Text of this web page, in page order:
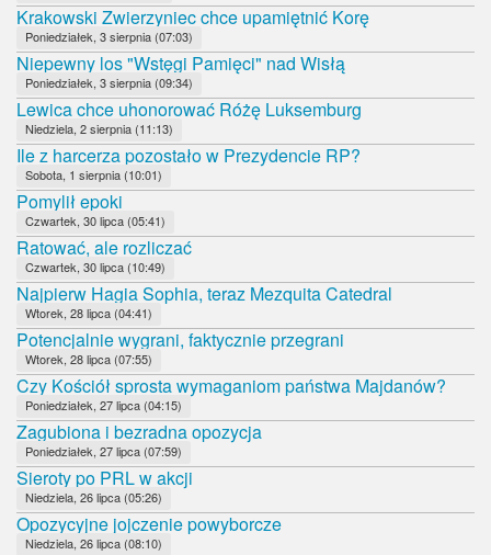
Krakowski Zwierzyniec chce upamiętnić Korę
Poniedziałek, 3 sierpnia (07:03)
Niepewny los "Wstęgi Pamięci" nad Wisłą
Poniedziałek, 3 sierpnia (09:34)
Lewica chce uhonorować Różę Luksemburg
Niedziela, 2 sierpnia (11:13)
Ile z harcerza pozostało w Prezydencie RP?
Sobota, 1 sierpnia (10:01)
Pomylił epoki
Czwartek, 30 lipca (05:41)
Ratować, ale rozliczać
Czwartek, 30 lipca (10:49)
Najpierw Hagia Sophia, teraz Mezquita Catedral
Wtorek, 28 lipca (04:41)
Potencjalnie wygrani, faktycznie przegrani
Wtorek, 28 lipca (07:55)
Czy Kościół sprosta wymaganiom państwa Majdanów?
Poniedziałek, 27 lipca (04:15)
Zagubiona i bezradna opozycja
Poniedziałek, 27 lipca (07:59)
Sieroty po PRL w akcji
Niedziela, 26 lipca (05:26)
Opozycyjne jojczenie powyborcze
Niedziela, 26 lipca (08:10)